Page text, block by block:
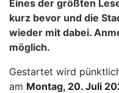
Eines der größten
kurz bevor und die
wieder mit dabei.
möglich.
Gestartet wird
am Montag, 20. Juli